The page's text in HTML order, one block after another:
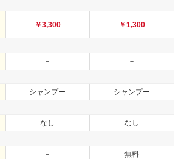
￥3,300
－
シャンプー
なし
－
￥1,300
－
シャンプー
なし
無料